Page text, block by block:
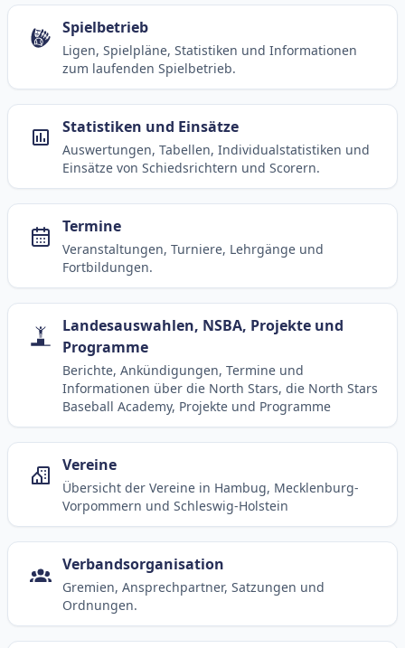
Spielbetrieb
Ligen, Spielpläne, Statistiken und Informationen
zum laufenden Spielbetrieb.
Statistiken und Einsätze
Auswertungen, Tabellen, Individualstatistiken und
Einsätze von Schiedsrichtern und Scorern.
Termine
Veranstaltungen, Turniere, Lehrgänge und
Fortbildungen.
Landesauswahlen, NSBA, Projekte und
Programme
Berichte, Ankündigungen, Termine und
Informationen über die North Stars, die North Stars
Baseball Academy, Projekte und Programme
Vereine
Übersicht der Vereine in Hambug, Mecklenburg-
Vorpommern und Schleswig-Holstein
Verbandsorganisation
Gremien, Ansprechpartner, Satzungen und
Ordnungen.